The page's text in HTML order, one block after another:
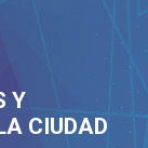
Y
CIUDAD